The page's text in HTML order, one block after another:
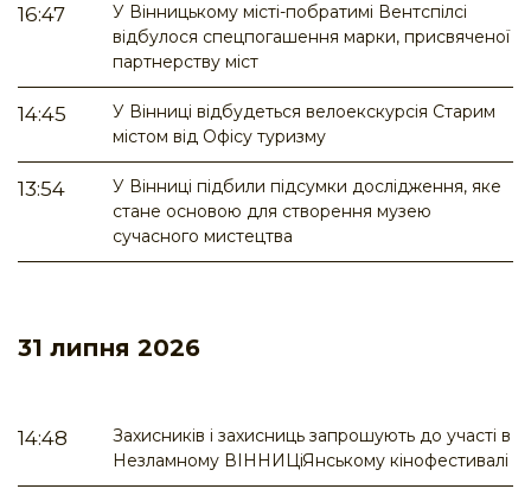
16:47
У Вінницькому місті-побратимі Вентспілсі
відбулося спецпогашення марки, присвяченої
партнерству міст
14:45
У Вінниці відбудеться велоекскурсія Старим
містом від Офісу туризму
13:54
У Вінниці підбили підсумки дослідження, яке
стане основою для створення музею
сучасного мистецтва
31 липня 2026
14:48
Захисників і захисниць запрошують до участі в
Незламному ВІННИЦіЯнському кінофестивалі